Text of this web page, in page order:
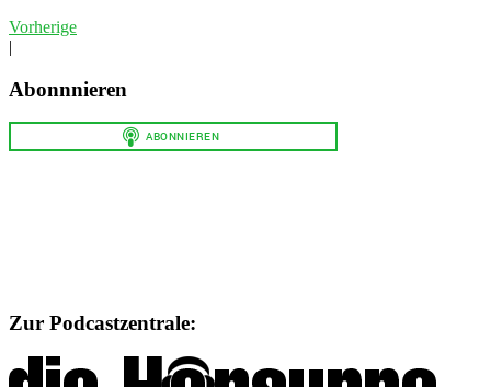
Vorherige
|
Abonnnieren
Zur Podcastzentrale: